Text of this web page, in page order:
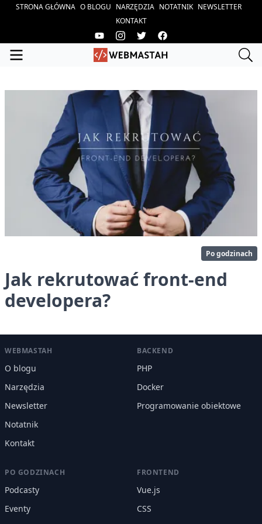
STRONA GŁÓWNA O BLOGU NARZĘDZIA NOTATNIK NEWSLETTER
KONTAKT
Po godzinach
Jak rekrutować front-end
developera?
WEBMASTAH
O blogu
Narzędzia
Newsletter
Notatnik
Kontakt
BACKEND
PHP
Docker
Programowanie obiektowe
PO GODZINACH
Podcasty
Eventy
FRONTEND
Vue.js
CSS